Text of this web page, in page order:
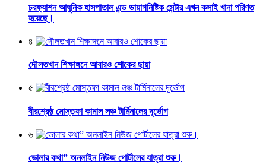
চরফ্যাশন আধুনিক হাসপাতাল এন্ড ডায়াগনিষ্টিক সেন্টার এখন কসাই খানা পরিণত
হয়েছে।
৪
দৌলতখান শিক্ষাঙ্গনে আবারও শোকের ছায়া
৫
বীরশ্রেষ্ঠ মোস্তফা কামাল লঞ্চ টার্মিনালের দূর্ভোগ
৬
ভোলার কথা” অনলাইন নিউজ পোর্টালের যাত্রা শুরু।